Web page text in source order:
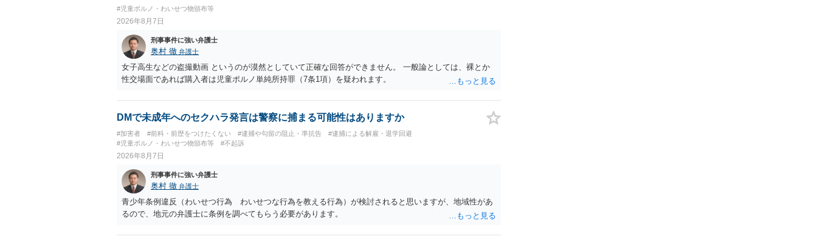
#児童ポルノ・わいせつ物頒布等
2026年8月7日
刑事事件に強い弁護士
奥村 徹 弁護士
女子高生などの盗撮動画 というのが漠然としていて正確な回答ができません。 一般論としては、裸とか
性交場面であれば購入者は児童ポルノ単純所持罪（7条1項）を疑われます。
DMで未成年へのセクハラ発言は警察に捕まる可能性はありますか
#加害者 #前科・前歴をつけたくない #逮捕や勾留の阻止・準抗告
#逮捕による解雇・退学回避
#児童ポルノ・わいせつ物頒布等
#不起訴
2026年8月7日
刑事事件に強い弁護士
奥村 徹 弁護士
青少年条例違反（わいせつ行為 わいせつな行為を教える行為）が検討されると思いますが、地域性があ
るので、地元の弁護士に条例を調べてもらう必要があります。